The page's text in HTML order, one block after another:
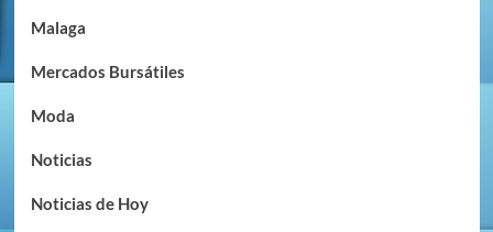
Malaga
Mercados Bursátiles
Moda
Noticias
Noticias de Hoy